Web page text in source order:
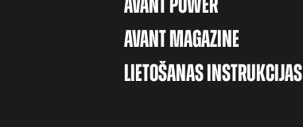
AVANT MAGAZINE
LIETOŠANAS INSTRUKCIJAS